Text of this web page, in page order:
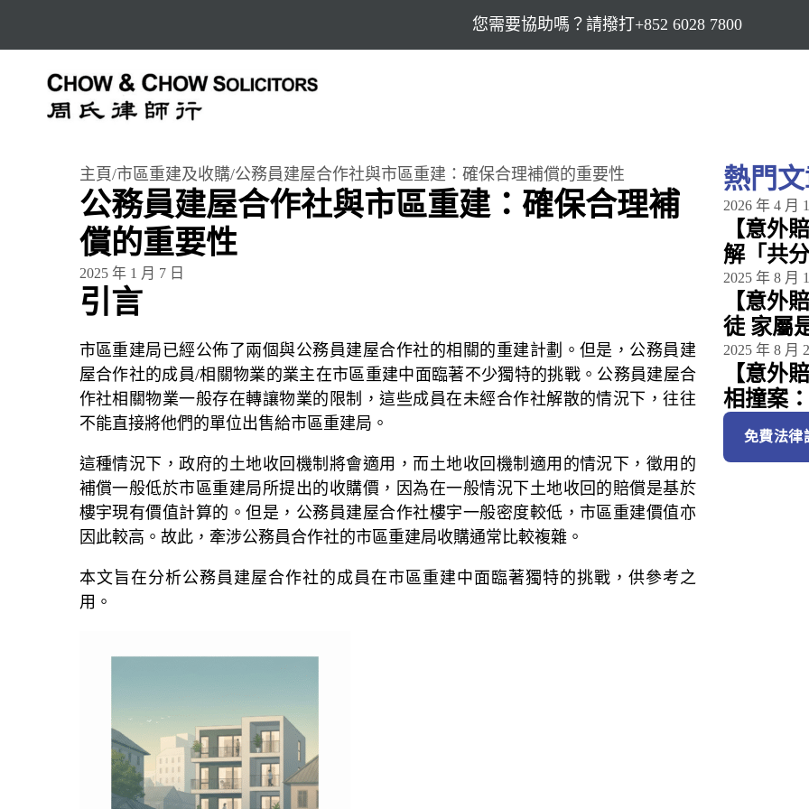
您需要協助嗎？請撥打+852 6028 7800
主頁/市區重建及收購/公務員建屋合作社與市區重建：確保合理補償的重要性
公務員建屋合作社與市區重建：確保合理補
償的重要性
2025 年 1 月 7 日
引言
市區重建局 已經公佈了兩個與公務員建屋合作社的相關的重建計劃。但是，公務員建
屋合作社的成員/相關物業的業主在市區重建中面臨著不少獨特的挑戰。公務員建屋合
作社相關物業一般存在轉讓物業的限制，這些成員在未經合作社解散的情況下，往往
不能直接將他們的單位出售給市區重建局。
這種情況下，政府的土地收回機制將會適用，而土地收回機制適用的情況下，徵用的
補償一般低於市區重建局所提出的收購價，因為在一般情況下土地收回的賠償是基於
樓宇現有價值計算的。但是，公務員建屋合作社樓宇一般密度較低，市區重建價值亦
因此較高。故此，牽涉公務員合作社的市區重建局收購通常比較複雜。
本文旨在分析公務員 建屋合作社 的成員在市區重建中面臨著獨特的挑戰，供參考之
用。
熱門
2026 年 4 月
【意外
解「共
2025 年 8 月
【意外
徒 家屬
2025 年 8 月
【意外
相撞案
免費法律